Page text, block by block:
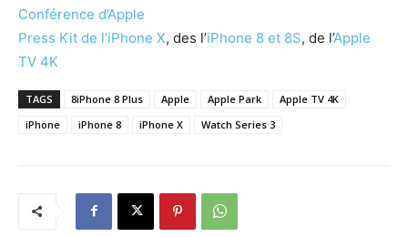
Conférence d’Apple
Press Kit de l’iPhone X, des l’iPhone 8 et 8S, de l’Apple
TV 4K
TAGS 8iPhone 8 Plus Apple Apple Park
Apple TV 4K
iPhone
iPhone 8 iPhone X Watch Series 3